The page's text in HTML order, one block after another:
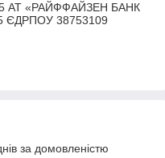
АТ «РАЙФФАЙЗЕН БАНК
ЄДРПОУ 38753109
за домовленістю